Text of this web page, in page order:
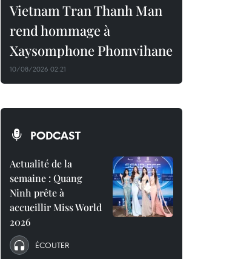
Vietnam Tran Thanh Man
rend hommage à
Xaysomphone Phomvihane
10/08/2026 02:21
PODCAST
Actualité de la
semaine : Quang
Ninh prête à
accueillir Miss World
2026
ÉCOUTER